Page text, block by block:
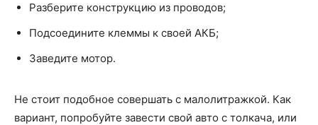
Разберите конструкцию из проводов;
Подсоедините клеммы к своей АКБ;
Заведите мотор.
Не стоит подобное совершать с малолитражкой. Как
вариант, попробуйте завести свой авто с толкача, или